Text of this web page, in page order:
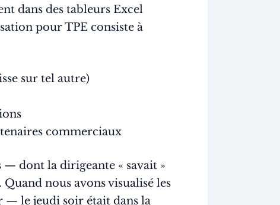
dans des tableurs Excel
pour TPE consiste à
sur tel autre)
commerciaux
— dont la dirigeante « savait »
nous avons visualisé les
— le jeudi soir était dans la